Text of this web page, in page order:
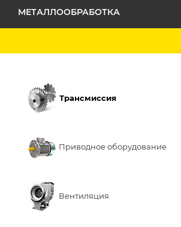
МЕТАЛЛООБРАБОТКА
Трансмиссия
Приводное оборудование
Вентиляция